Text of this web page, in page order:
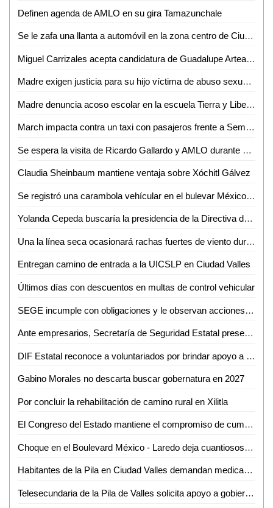
Definen agenda de AMLO en su gira Tamazunchale
Se le zafa una llanta a automóvil en la zona centro de Ciudad Valles
Miguel Carrizales acepta candidatura de Guadalupe Arteaga para alcaldía de Valles por Nueva Alianza
Madre exigen justicia para su hijo víctima de abuso sexual en Ciudad Valles
Madre denuncia acoso escolar en la escuela Tierra y Libertad
March impacta contra un taxi con pasajeros frente a Seminario Diocesano de Valles
Se espera la visita de Ricardo Gallardo y AMLO durante esta semana en la región: David Medina
Claudia Sheinbaum mantiene ventaja sobre Xóchitl Gálvez
Se registró una carambola vehícular en el bulevar México-Laredo
Yolanda Cepeda buscaría la presidencia de la Directiva del Congreso
Una la línea seca ocasionará rachas fuertes de viento durante la semana en San Luis Potosí
Entregan camino de entrada a la UICSLP en Ciudad Valles
Últimos días con descuentos en multas de control vehicular
SEGE incumple con obligaciones y le observan acciones indebidas
Ante empresarios, Secretaría de Seguridad Estatal presenta informe de resultados
DIF Estatal reconoce a voluntariados por brindar apoyo a las familias
Gabino Morales no descarta buscar gobernatura en 2027
Por concluir la rehabilitación de camino rural en Xilitla
El Congreso del Estado mantiene el compromiso de cumplir en materia de transparencia
Choque en el Boulevard México - Laredo deja cuantiosos daños materiales
Habitantes de la Pila en Ciudad Valles demandan medicamentos para artritis
Telesecundaria de la Pila de Valles solicita apoyo a gobierno municipal para culminar techado